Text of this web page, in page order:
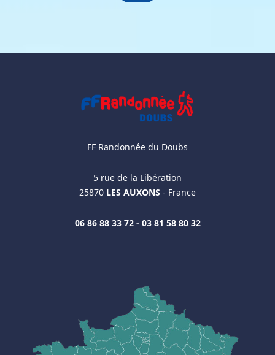
FF Randonnée du Doubs
5 rue de la Libération
25870 LES AUXONS - France
06 86 88 33 72 - 03 81 58 80 32